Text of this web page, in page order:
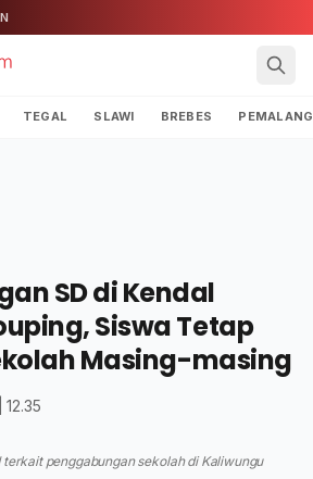
TEGAL SLAWI BREBES PEMALANG
SD di Kendal
Siswa Tetap
Masing-masing
penggabungan sekolah di Kaliwungu